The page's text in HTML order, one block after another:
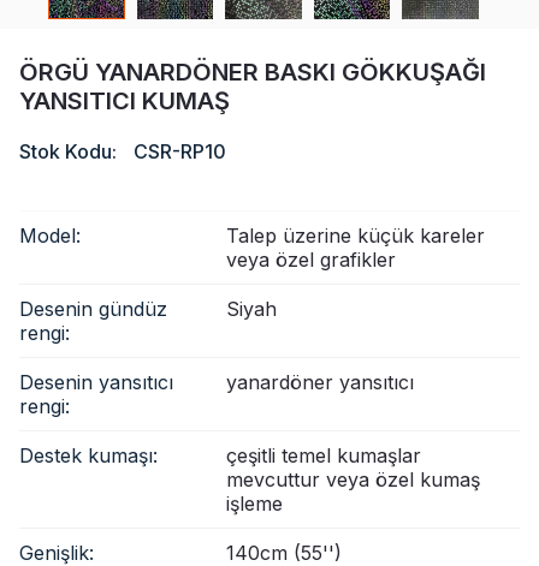
ÖRGÜ YANARDÖNER BASKI GÖKKUŞAĞI
YANSITICI KUMAŞ
Stok Kodu: CSR-RP10
Model:
Talep üzerine küçük kareler
veya özel grafikler
Desenin gündüz
rengi:
Siyah
Desenin yansıtıcı
rengi:
yanardöner yansıtıcı
Destek kumaşı:
çeşitli temel kumaşlar
mevcuttur veya özel kumaş
işleme
Genişlik: 140cm (55'')